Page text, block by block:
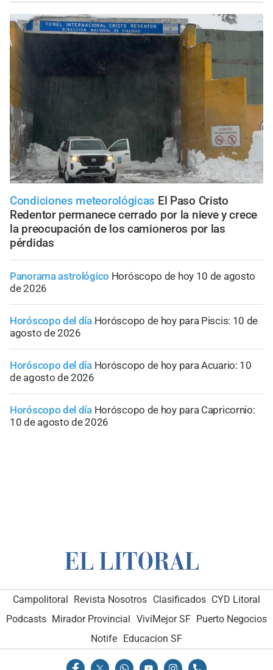
Condiciones meteorológicas El Paso Cristo
Redentor permanece cerrado por la nieve y crece
la preocupación de los camioneros por las
pérdidas
Panorama astrológico Horóscopo de hoy 10 de agosto
de 2026
Horóscopo del día Horóscopo de hoy para Piscis: 10 de
agosto de 2026
Horóscopo del día Horóscopo de hoy para Acuario: 10
de agosto de 2026
Horóscopo del día Horóscopo de hoy para Capricornio:
10 de agosto de 2026
Campolitoral Revista Nosotros Clasificados CYD Litoral
Podcasts Mirador Provincial VivíMejor SF Puerto Negocios
Notife Educacion SF